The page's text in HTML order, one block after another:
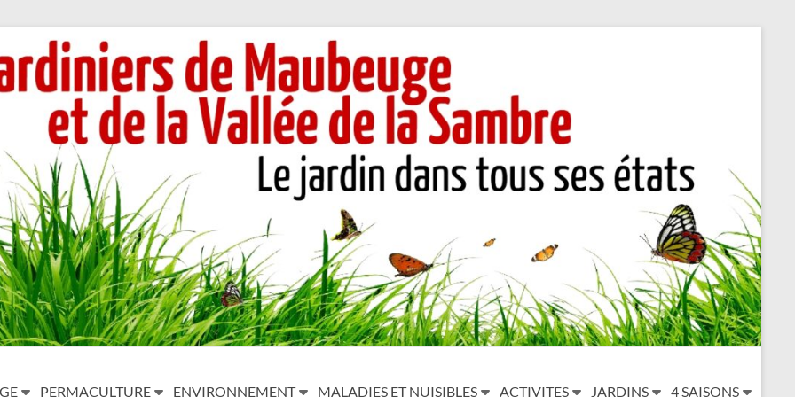
PERMACULTURE ENVIRONNEMENT MALADIES ET NUISIBLES ACTIVITES JARDINS 4 SAISONS